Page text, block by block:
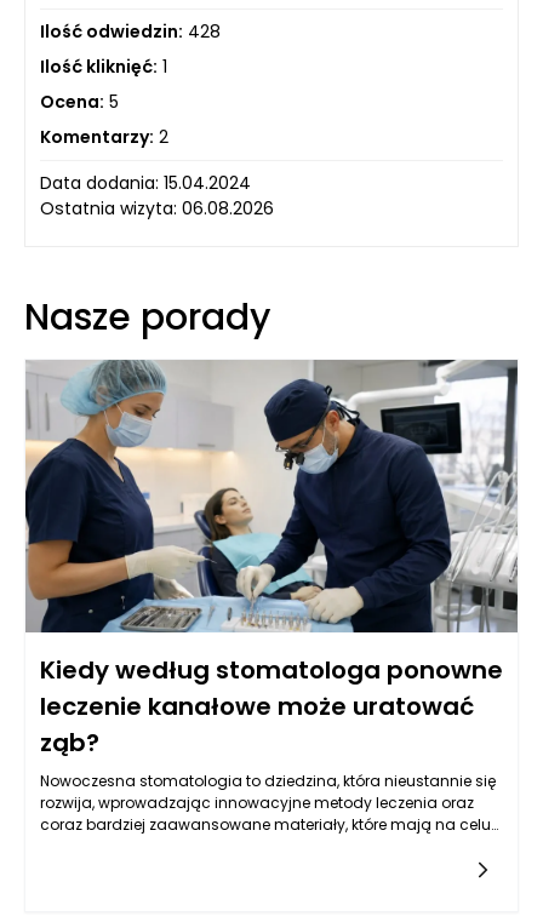
Ilość odwiedzin: 428
Ilość kliknięć: 1
Ocena: 5
Komentarzy: 2
Data dodania: 15.04.2024
Ostatnia wizyta: 06.08.2026
Nasze porady
Kiedy według stomatologa ponowne
leczenie kanałowe może uratować
ząb?
Nowoczesna stomatologia to dziedzina, która nieustannie się
rozwija, wprowadzając innowacyjne metody leczenia oraz
coraz bardziej zaawansowane materiały, które mają na celu
kanałowe, często będące ostatnią deską ratunku dla zębów